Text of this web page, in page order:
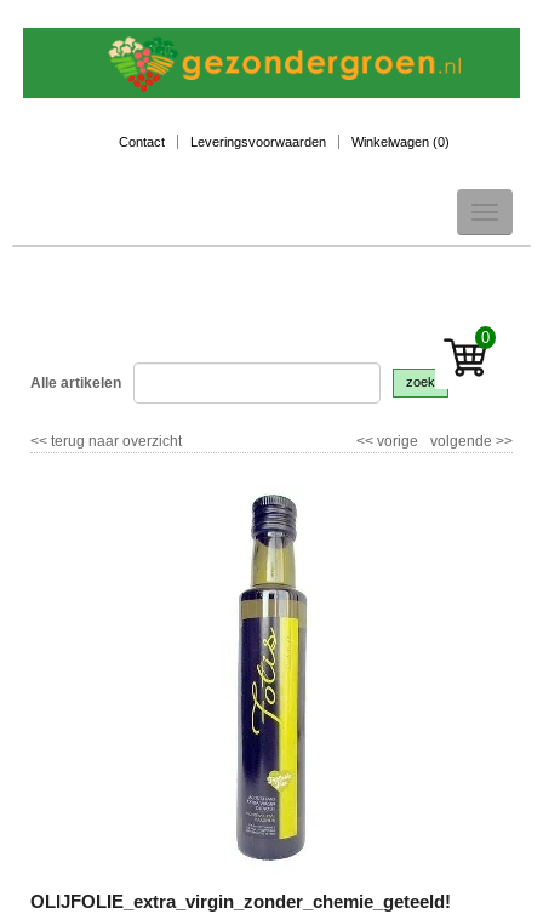
Contact Leveringsvoorwaarden Winkelwagen (0)
Toggle
0
Alle artikelen zoek
<< terug naar overzicht volgende >>
<< vorige
OLIJFOLIE_extra_virgin_zonder_chemie_geteeld!